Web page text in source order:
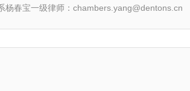
杨春宝一级律师：chambers.yang@dentons.cn